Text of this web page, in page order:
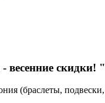
весенние скидки! "
(браслеты,